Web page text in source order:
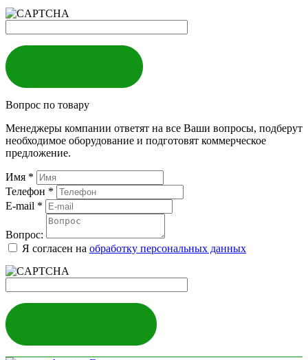
Вопрос по товару
Менеджеры компании ответят на все Ваши вопросы, подберут
необходимое оборудование и подготовят коммерческое
предложение.
Имя *
Телефон *
E-mail *
Вопрос:
Я согласен на обработку персональных данных